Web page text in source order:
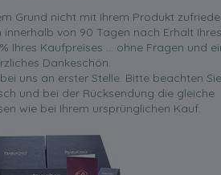
Grund nicht mit Ihrem Produkt
von 90 Tagen nach Erhalt Ihres
Ihres Kaufpreises ... ohne Fragen und
Dankeschön.
uns an erster Stelle. Bitte beachten
und bei der Rücksendung die gleiche
wie bei Ihrem ursprünglichen Kauf.